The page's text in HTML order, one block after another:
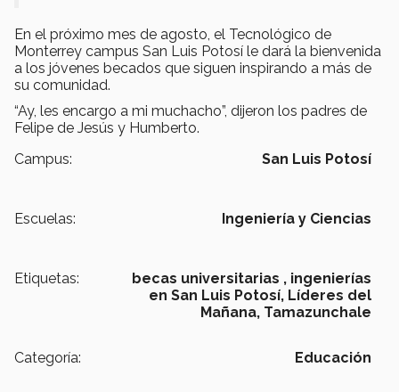
En el próximo mes de agosto, el Tecnológico de
Monterrey campus San Luis Potosí le dará la bienvenida
a los jóvenes becados que siguen inspirando a más de
su comunidad.
“Ay, les encargo a mi muchacho”, dijeron los padres de
Felipe de Jesús y Humberto.
Campus:
San Luis Potosí
Escuelas: Ingeniería y Ciencias
Etiquetas: becas universitarias , ingenierías
en San Luis Potosí, Líderes del
Mañana, Tamazunchale
Categoría: Educación